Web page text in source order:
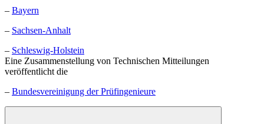
– Bayern
– Sachsen-Anhalt
– Schleswig-Holstein
Eine Zusammenstellung von Technischen Mitteilungen
veröffentlicht die
– Bundesvereinigung der Prüfingenieure